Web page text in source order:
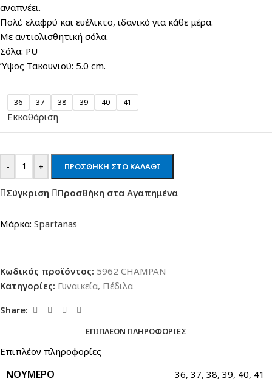
αναπνέει.
Πολύ ελαφρύ και ευέλικτο, ιδανικό για κάθε μέρα.
Με αντιολισθητική σόλα.
Σόλα: PU
Ύψος Τακουνιού: 5.0 cm.
36 37 38 39 40 41
Εκκαθάριση
- + ΠΡΟΣΘΉΚΗ ΣΤΟ ΚΑΛΆΘΙ
Σύγκριση Προσθήκη στα Αγαπημένα
Μάρκα: Spartanas
Κωδικός προϊόντος: 5962 CHAMPAN
Κατηγορίες: Γυναικεία, Πέδιλα
Share:
ΕΠΙΠΛΈΟΝ ΠΛΗΡΟΦΟΡΊΕΣ
Επιπλέον πληροφορίες
ΝΟΎΜΕΡΟ 36, 37, 38, 39, 40, 41